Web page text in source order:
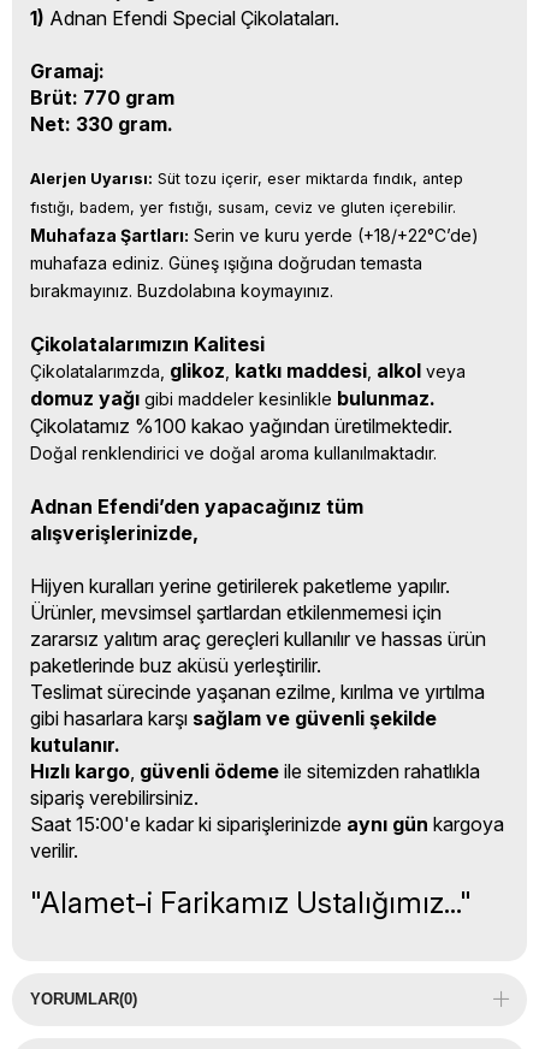
1) Adnan Efendi Special Çikolataları.
Gramaj:
Brüt: 770 gram
Net: 330 gram.
Alerjen Uyarısı: Süt tozu içerir, eser miktarda fındık, antep
fıstığı, badem, yer fıstığı, susam, ceviz ve gluten içerebilir.
Muhafaza Şartları: Serin ve kuru yerde (+18/+22°C’de)
muhafaza ediniz. Güneş ışığına doğrudan temasta
bırakmayınız. Buzdolabına koymayınız.
Çikolatalarımızın Kalitesi
Çikolatalarımzda, glikoz katkı maddesi alkol
domuz yağı gibi maddeler kesinlikle bulunmaz.
Çikolatamız %100 kakao yağından üretilmektedir.
Doğal renklendirici ve doğal aroma kullanılmaktadır.
Adnan Efendi’den yapacağınız tüm
alışverişlerinizde,
Hijyen kuralları yerine getirilerek paketleme yapılır.
Ürünler, mevsimsel şartlardan etkilenmemesi için
zararsız yalıtım araç gereçleri kullanılır ve hassas ürün
paketlerinde buz aküsü yerleştirilir.
Teslimat sürecinde yaşanan ezilme, kırılma ve yırtılma
gibi hasarlara karşı sağlam ve güvenli şekilde
kutulanır.
Hızlı kargo, güvenli ödeme ile sitemizden rahatlıkla
sipariş verebilirsiniz.
Saat 15:00'e kadar ki siparişlerinizde aynı gün kargoya
verilir.
"Alamet-i Farikamız Ustalığımız..."
YORUMLAR(0)